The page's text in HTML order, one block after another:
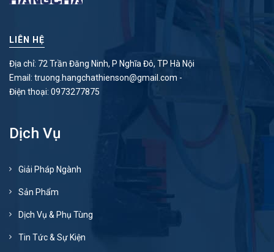
LIÊN HỆ
Địa chỉ: 72 Trần Đăng Ninh, P Nghĩa Đô, TP Hà Nội
Email: truong.hangchathienson@gmail.com -
Điện thoại: 0973277875
Dịch Vụ
Giải Pháp Ngành
Sản Phẩm
Dịch Vụ & Phụ Tùng
Tin Tức & Sự Kiện